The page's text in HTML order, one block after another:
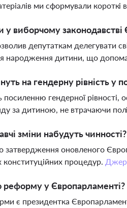
ми сформували короткі
у виборчому
депутаткам делегувати
народження дитини, що
на гендерну рівність у
гендерної рівності,
за дитиною, не втрачаючи
зміни набудуть чинності?
затвердження оновленого
конституційних процедур.
реформу у Європарламенті?
є президентка